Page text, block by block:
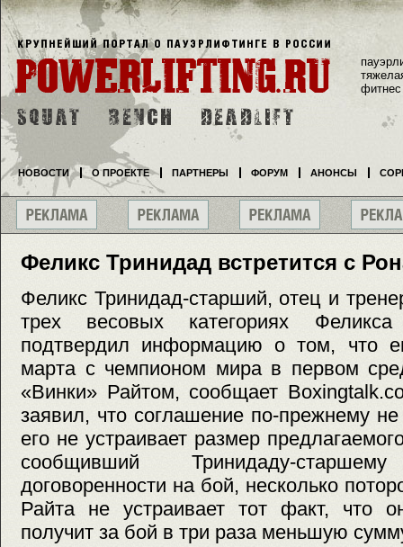
Феликс Тринидад встретится с
Феликс Тринидад-старший, отец и
трех весовых категориях
подтвердил информацию о том, что
марта с чемпионом мира в первом
«Винки» Райтом, сообщает
заявил, что соглашение по-прежнему не
его не устраивает размер
сообщивший Тринидаду-
договоренности на бой, несколько
Райта не устраивает тот факт, что
получит за бой в три раза меньшую
фитнес
НОВОСТИ О ПРОЕКТЕ ПАРТНЕРЫ ФОРУМ АНОНСЫ